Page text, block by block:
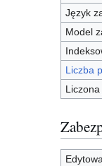
Język
Model
Liczba
Liczona